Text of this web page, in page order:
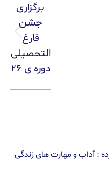
برگزاری
جشن
فارغ
التحصیلی
دوره ی ۲۶
: آداب و مهارت های زندگی